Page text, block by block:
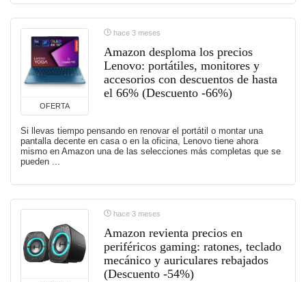
OFERTA
hace 3 meses
Amazon desploma los precios
Lenovo: portátiles, monitores y
accesorios con descuentos de hasta
el 66% (Descuento -66%)
Si llevas tiempo pensando en renovar el portátil o montar una
pantalla decente en casa o en la oficina, Lenovo tiene ahora
mismo en Amazon una de las selecciones más completas que se
pueden ...
hace 3 meses
Amazon revienta precios en
periféricos gaming: ratones, teclado
mecánico y auriculares rebajados
(Descuento -54%)